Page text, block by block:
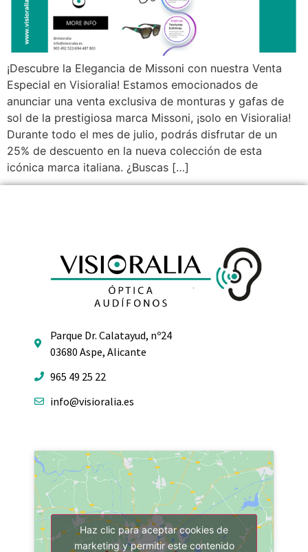
¡Descubre la Elegancia de Missoni con nuestra Venta
Especial en Visioralia! Estamos emocionados de
anunciar una venta exclusiva de monturas y gafas de
sol de la prestigiosa marca Missoni, ¡solo en Visioralia!
Durante todo el mes de julio, podrás disfrutar de un
25% de descuento en la nueva colección de esta
icónica marca italiana. ¿Buscas […]
Parque Dr. Calatayud, nº24
03680 Aspe, Alicante
965 49 25 22
info@visioralia.es
Haz clic para aceptar cookies de
marketing y permitir este contenido